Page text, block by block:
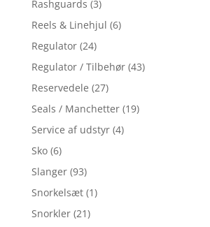
Rashguards (3)
Reels & Linehjul (6)
Regulator (24)
Regulator / Tilbehør (43)
Reservedele (27)
Seals / Manchetter (19)
Service af udstyr (4)
Sko (6)
Slanger (93)
Snorkelsæt (1)
Snorkler (21)